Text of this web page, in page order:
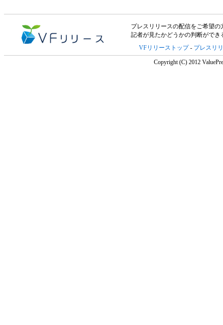
プレスリリースの配信をご希望の
記者が見たかどうかの判断がで
VFリリーストップ- プレスリ
Copyright (C) 2012